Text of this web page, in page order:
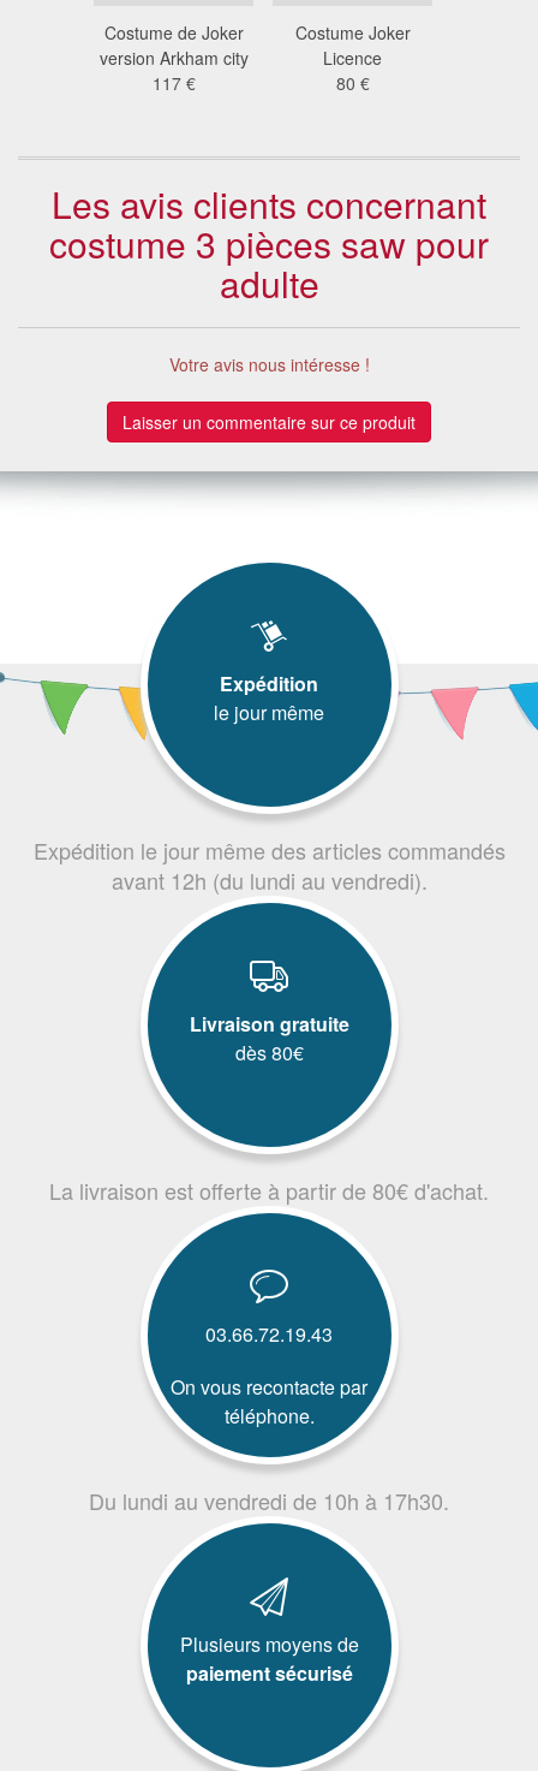
Costume de Joker
version Arkham city
117 €
Costume Joker
Licence
80 €
Les avis clients concernant
costume 3 pièces saw pour
adulte
Votre avis nous intéresse !
Laisser un commentaire sur ce produit
Expédition
le jour même
Expédition le jour même des articles commandés
avant 12h (du lundi au vendredi).
Livraison gratuite
dès 80€
La livraison est offerte à partir de 80€ d'achat.
03.66.72.19.43
On vous recontacte par
téléphone.
Du lundi au vendredi de 10h à 17h30.
Plusieurs moyens de
paiement sécurisé